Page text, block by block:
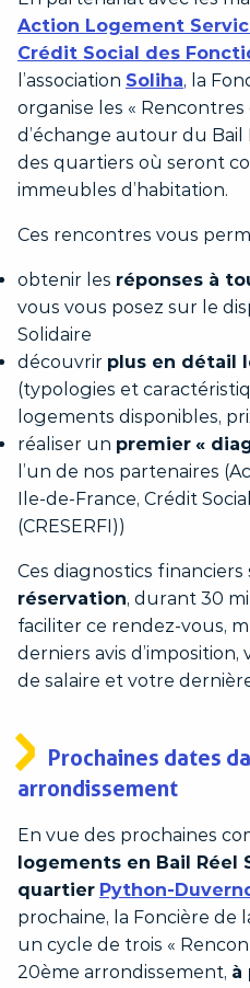
Action Logement
Crédit Social des
l’association Soliha, la
organise les « Rencontres
d’échange autour du
des quartiers où seront
immeubles d’habitation.
Ces rencontres vous
obtenir les réponses à
vous vous posez sur le
Solidaire
découvrir plus en détail
(typologies et
logements disponibles,
réaliser un premier «
l’un de nos partenaires
Ile-de-France, Crédit
(CRESERFI))
Ces diagnostics
réservation, durant 30
faciliter ce rendez-vous,
derniers avis
de salaire et votre
Prochaines dates
arrondissement
En vue des prochaines
logements en Bail Réel
quartier Python-
prochaine, la Foncière de
un cycle de trois «
20ème arrondissement, à